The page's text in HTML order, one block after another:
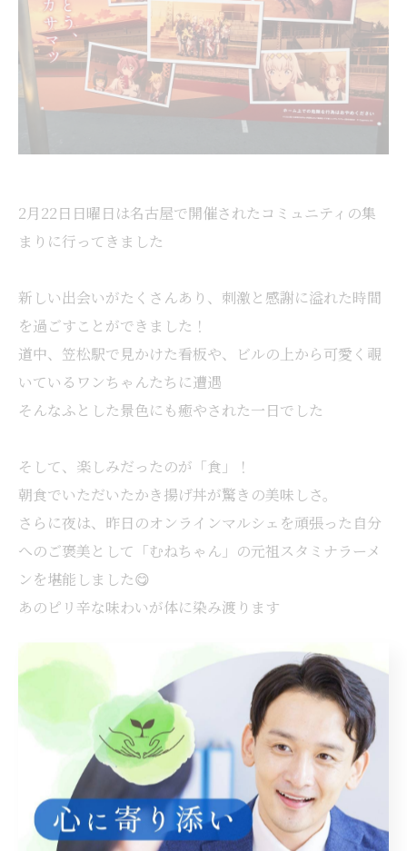
2月22日日曜日は名古屋で開催されたコミュニティの集
まりに行ってきました
新しい出会いがたくさんあり、刺激と感謝に溢れた時間
を過ごすことができました！
道中、笠松駅で見かけた看板や、ビルの上から可愛く覗
いているワンちゃんたちに遭遇
そんなふとした景色にも癒やされた一日でした
そして、楽しみだったのが「食」！
朝食でいただいたかき揚げ丼が驚きの美味しさ。
さらに夜は、昨日のオンラインマルシェを頑張った自分
へのご褒美として「むねちゃん」の元祖スタミナラーメ
ンを堪能しました😋
あのピリ辛な味わいが体に染み渡ります
最後はシャトレーゼのシュークリームをデザートに
エネルギーをフルチャージできたので、また明日から頑
張れそうです！
--------------------------------------------------------------------
ライデザ